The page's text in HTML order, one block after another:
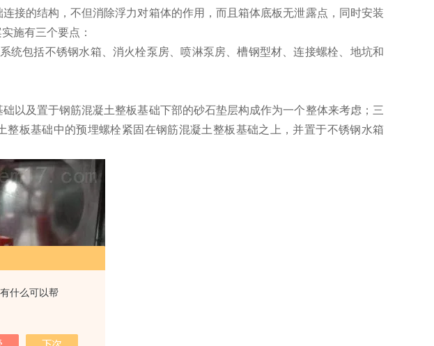
什么可以帮
接的结构，不但消除浮力对箱体的作用，而且箱体底板无泄露点，同时安装
施有三个要点：
统包括不锈钢水箱、消火栓泵房、喷淋泵房、槽钢型材、连接螺栓、地坑和
以及置于钢筋混凝土整板基础下部的砂石垫层构成作为一个整体来考虑；三
板基础中的预埋螺栓紧固在钢筋混凝土整板基础之上，并置于不锈钢水箱